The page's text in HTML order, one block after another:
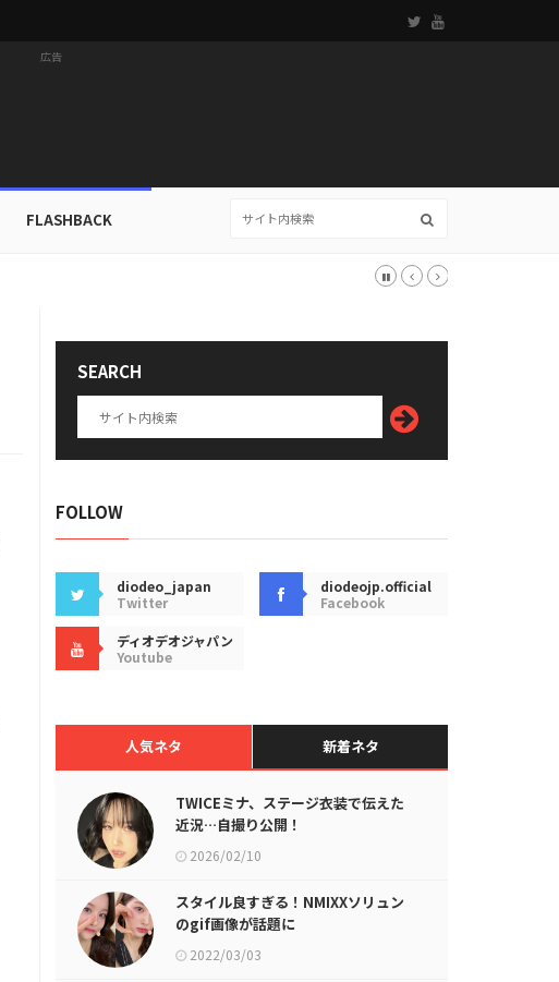
広告
FLASHBACK
SEARCH
FOLLOW
diodeo_japan
Twitter
diodeojp.official
Facebook
ディオデオジャパン
Youtube
人気ネタ 新着ネタ
TWICEミナ、ステージ衣装で伝えた
近況…自撮り公開！
2026/02/10
スタイル良すぎる！NMIXXソリュン
のgif画像が話題に
2022/03/03